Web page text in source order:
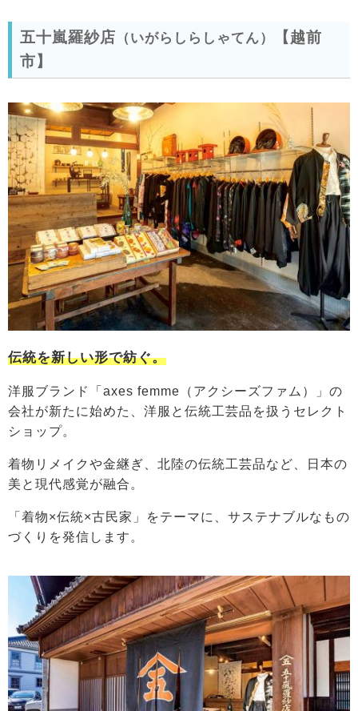
五十嵐羅紗店 （いがらしらしゃてん）
【越前
市】
伝統を新しい形で紡ぐ。
洋服ブランド「axes femme（アクシーズファム）」の
会社が新たに始めた、洋服と伝統工芸品を扱うセレクト
ショップ。
着物リメイクや金継ぎ、北陸の伝統工芸品など、日本の
美と現代感覚が融合。
「着物×伝統×古民家」をテーマに、サステナブルなもの
づくりを発信します。